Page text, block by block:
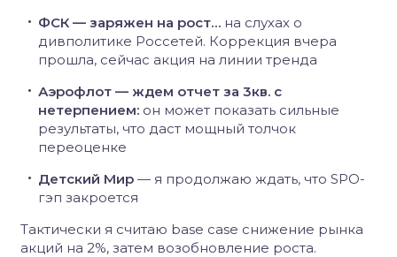
ФСК — заряжен на рост… на слухах о
дивполитике Россетей. Коррекция вчера
прошла, сейчас акция на линии тренда
Аэрофлот — ждем отчет за 3кв. с
нетерпением: он может показать сильные
результаты, что даст мощный толчок
переоценке
Детский Мир — я продолжаю ждать, что SPO-
гэп закроется
Тактически я считаю base case снижение рынка
акций на 2%, затем возобновление роста.